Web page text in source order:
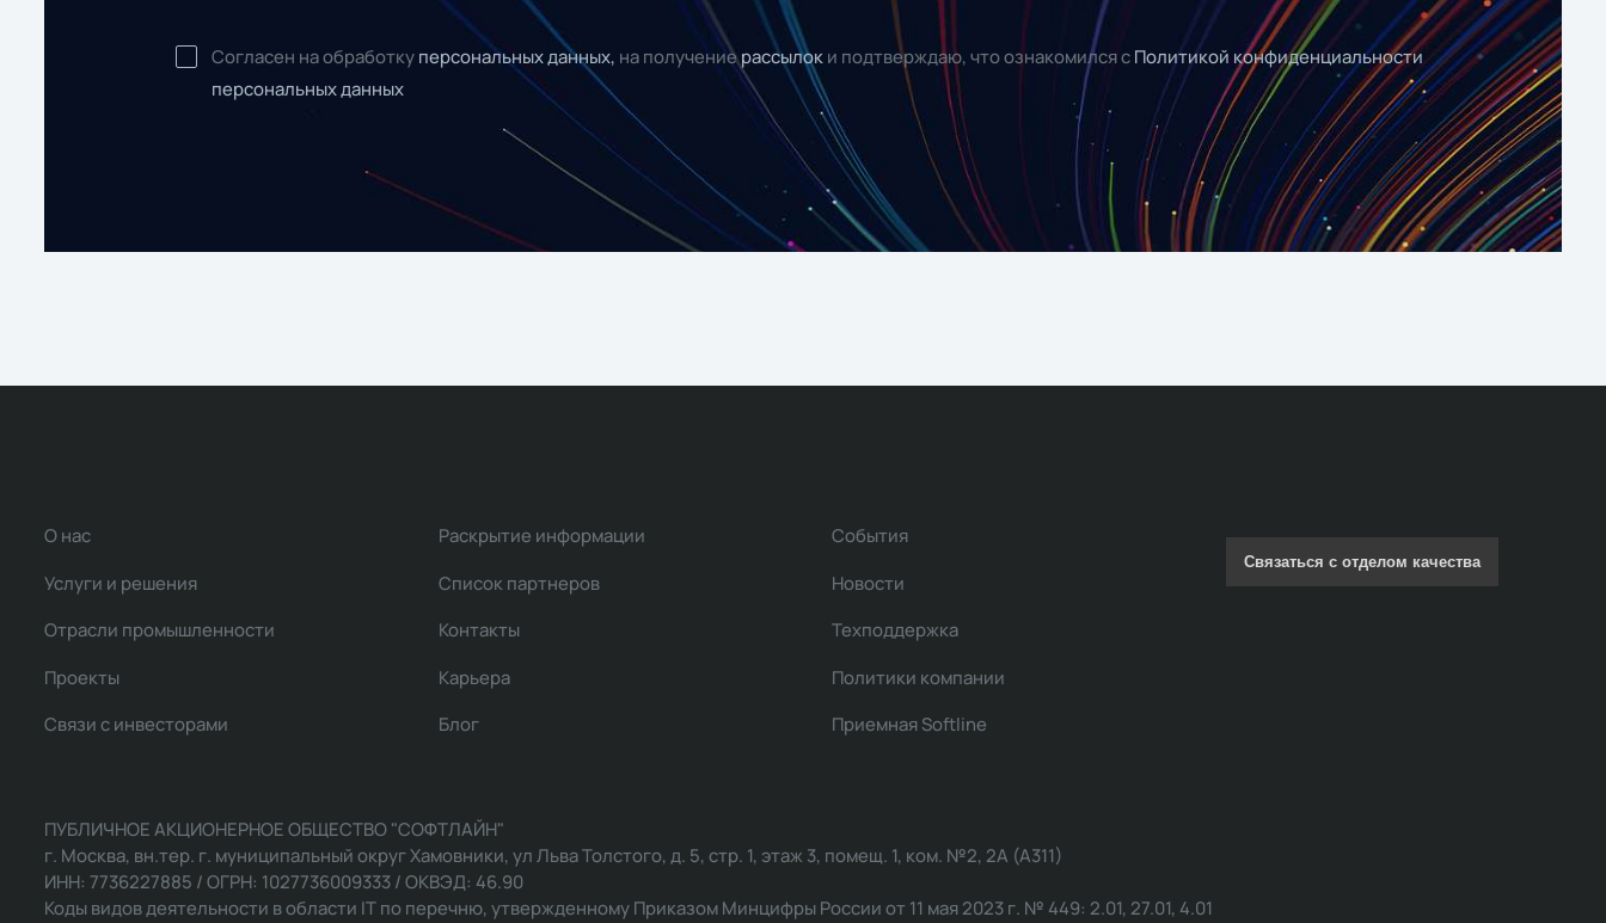
Согласен на обработку персональных данных, на получениерассылок и подтверждаю, что ознакомился с Политикой конфиденциальности
персональных данных
О нас
Услуги и решения
Отрасли промышленности
Проекты
Связи с инвесторами
Раскрытие информации
Список партнеров
Контакты
Карьера
Блог
События
Новости
Техподдержка
Политики компании
Приемная Softline
Связаться с отделом качества
ПУБЛИЧНОЕ АКЦИОНЕРНОЕ ОБЩЕСТВО "СОФТЛАЙН"
г. Москва, вн.тер. г. муниципальный округ Хамовники, ул Льва Толстого, д. 5, стр. 1, этаж 3, помещ. 1, ком. №2, 2А (А311)
ИНН: 7736227885 / ОГРН: 1027736009333 / ОКВЭД: 46.90
Коды видов деятельности в области IT по перечню, утвержденному Приказом Минцифры России от 11 мая 2023 г. № 449: 2.01, 27.01, 4.01